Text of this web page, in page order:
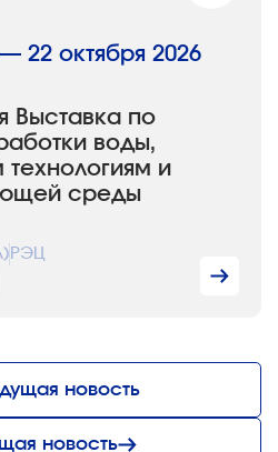
Выставка по
воды,
технологиям и
среды
22 октября 2026
РЭЦ
новость
новость